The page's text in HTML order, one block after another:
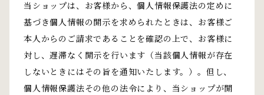
当ショップは、お客様から、個人情報保護法の定めに
基づき個人情報の開示を求められたときは、お客様ご
本人からのご請求であることを確認の上で、お客様に
対し、遅滞なく開示を行います（当該個人情報が存在
しないときにはその旨を通知いたします。）。但し、
個人情報保護法その他の法令により、当ショップが開